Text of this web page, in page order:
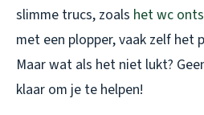
slimme trucs, zoals het wc
met een plopper, vaak zelf het
Maar wat als het niet lukt?
klaar om je te helpen!